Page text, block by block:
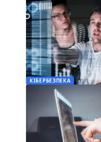
КІБЕРБЕЗПЕКА